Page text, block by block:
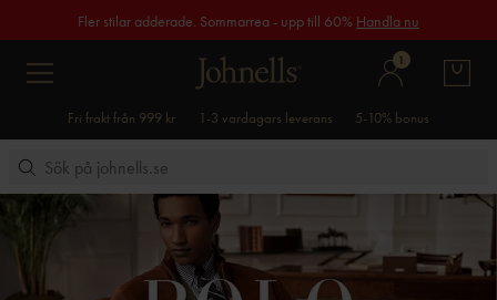
Fler stilar adderade. Sommarrea - upp till 60% Handla nu
1
Fri frakt från 999 kr 1-3 vardagars leverans 5-10% bonus